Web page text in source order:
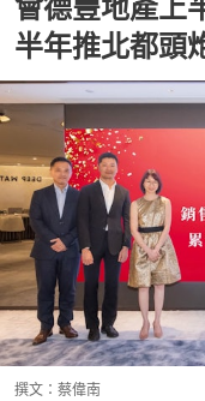
會德豐地產
半年推北都頭
撰文： 蔡偉南